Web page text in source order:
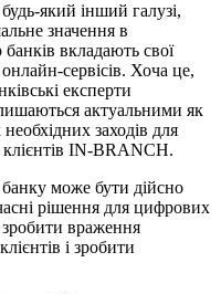
який інший галузі,
значення в
вкладають свої
сервісів. Хоча це,
експерти
актуальними як
заходів для
клієнтів IN-BRANCH.
може бути дійсно
рішення для цифрових
враження
і зробити